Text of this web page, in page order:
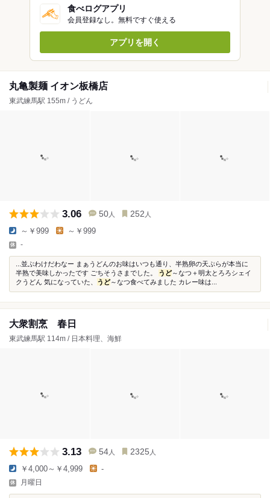
食べログアプリ
会員登録なし。無料ですぐ使える
アプリを開く
丸亀製麺 イオン板橋店
東武練馬駅 155m / うどん
3.06 50 人 252 人
～￥999 ～￥999
-
...並ぶわけだわなー まぁうどんのお味はいつも通り、半熟卵の天ぷらが本当に
半熟で美味しかったです ごちそうさまでした。 うど～なつ＋明太とろろシェイ
クうどん 気になっていた、 うど～なつ食べてみました カレー味は...
大衆割烹 春日
東武練馬駅 114m / 日本料理、海鮮
3.13 54 人 2325 人
￥4,000～￥4,999 -
月曜日